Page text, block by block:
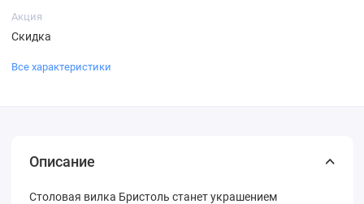
Акция
Скидка
Все характеристики
Описание
Столовая вилка Бристоль станет украшением